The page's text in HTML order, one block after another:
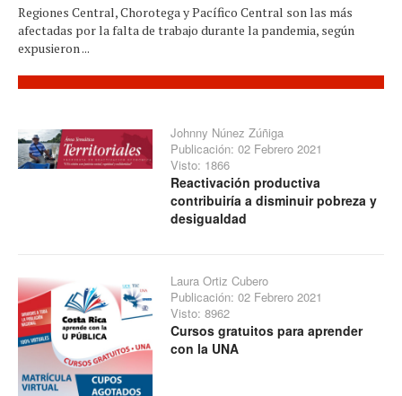
Regiones Central, Chorotega y Pacífico Central son las más
afectadas por la falta de trabajo durante la pandemia, según
expusieron ...
Johnny Núnez Zúñiga
Publicación: 02 Febrero 2021
Visto: 1866
Reactivación productiva
contribuiría a disminuir pobreza y
desigualdad
Laura Ortiz Cubero
Publicación: 02 Febrero 2021
Visto: 8962
Cursos gratuitos para aprender
con la UNA